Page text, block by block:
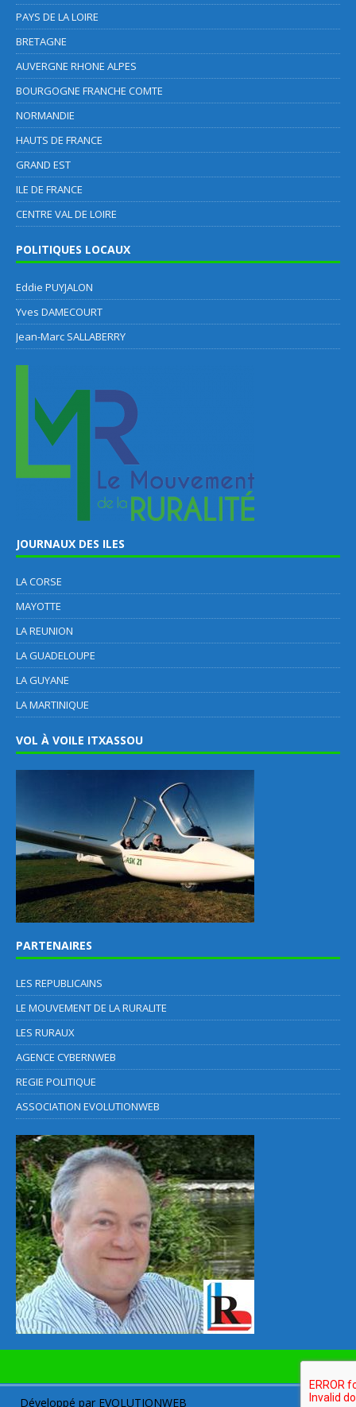
PAYS DE LA LOIRE
BRETAGNE
AUVERGNE RHONE ALPES
BOURGOGNE FRANCHE COMTE
NORMANDIE
HAUTS DE FRANCE
GRAND EST
ILE DE FRANCE
CENTRE VAL DE LOIRE
POLITIQUES LOCAUX
Eddie PUYJALON
Yves DAMECOURT
Jean-Marc SALLABERRY
JOURNAUX DES ILES
LA CORSE
MAYOTTE
LA REUNION
LA GUADELOUPE
LA GUYANE
LA MARTINIQUE
VOL À VOILE ITXASSOU
PARTENAIRES
LES REPUBLICAINS
LE MOUVEMENT DE LA RURALITE
LES RURAUX
AGENCE CYBERNWEB
REGIE POLITIQUE
ASSOCIATION EVOLUTIONWEB
Développé par EVOLUTIONWEB